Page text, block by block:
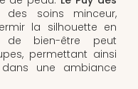
des soins minceur,
la silhouette en
de bien-être peut
permettant ainsi
une ambiance